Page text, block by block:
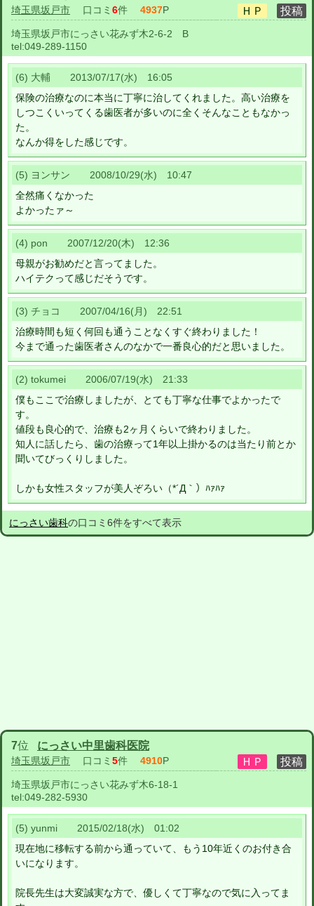
埼玉県坂戸市 口コミ 6件 4937P
埼玉県坂戸市にっさい花みず木2-6-2 B
tel:049-289-1150
(6) 大輔 2013/07/17(水) 16:05
保険の治療なのに本当に丁寧に治してくれました。高い治療を
しつこくいってくる歯医者が多いのに全くそんなこともなかっ
た。
なんか得をした感じです。
(5) ヨンサン 2008/10/29(水) 10:47
全然痛くなかった
よかったァ～
(4) pon 2007/12/20(木) 12:36
母親がお勧めだと言ってました。
ハイテクって感じだそうです。
(3) チョコ 2007/04/16(月) 22:51
治療時間も短く何回も通うことなくすぐ終わりました！
今まで通った歯医者さんのなかで一番良心的だと思いました。
(2) tokumei 2006/07/19(水) 21:33
僕もここで治療しましたが、とても丁寧な仕事でよかったで
す。
値段も良心的で、治療も2ヶ月くらいで終わりました。
知人に話したら、歯の治療って1年以上掛かるのは当たり前とか
聞いてびっくりしました。
しかも女性スタッフが美人ぞろい（*´Д｀）ﾊｧﾊｧ
にっさい歯科の口コミ6件をすべて表示
7位 にっさい中里歯科医院
埼玉県坂戸市 口コミ 5件 4910P
埼玉県坂戸市にっさい花みず木6-18-1
tel:049-282-5930
(5) yunmi 2015/02/18(水) 01:02
現在地に移転する前から通っていて、もう10年近くのお付き合
いになります。
院長先生は大変誠実な方で、優しくて丁寧なので気に入ってま